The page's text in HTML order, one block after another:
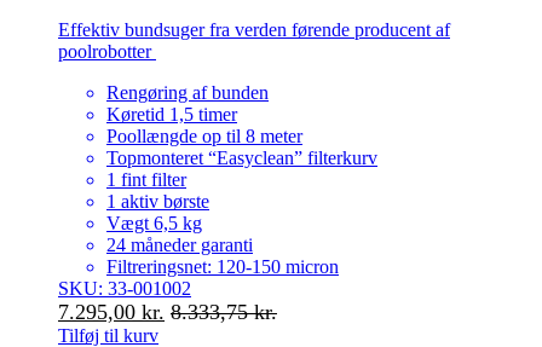
Effektiv bundsuger fra verden førende producent af
poolrobotter
Rengøring af bunden
Køretid 1,5 timer
Poollængde op til 8 meter
Topmonteret “Easyclean” filterkurv
1 fint filter
1 aktiv børste
Vægt 6,5 kg
24 måneder garanti
Filtreringsnet: 120-150 micron
SKU: 33-001002
7.295,00 kr. 8.333,75kr.
Tilføj til kurv